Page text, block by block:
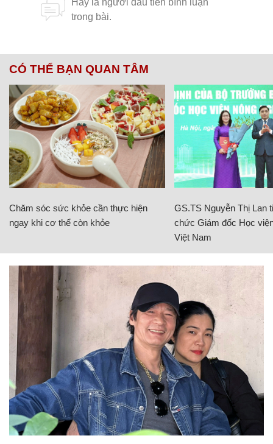
CÓ THỂ BẠN QUAN TÂM
Chăm sóc sức khỏe cần thực hiện
ngay khi cơ thể còn khỏe
GS.TS Nguyễn Thị Lan
chức Giám đốc Học
Việt Nam